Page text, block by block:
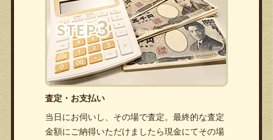
査定・お支払い
当日にお伺いし、その場で査定。最終的な査定
金額にご納得いただけましたら現金にてその場